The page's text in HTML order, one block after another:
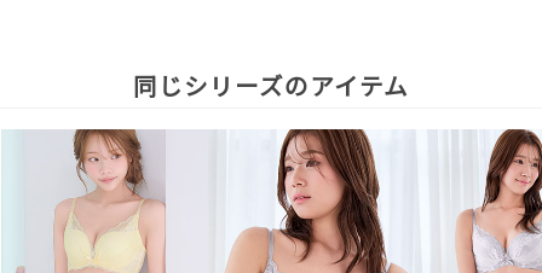
同じシリーズのアイテム